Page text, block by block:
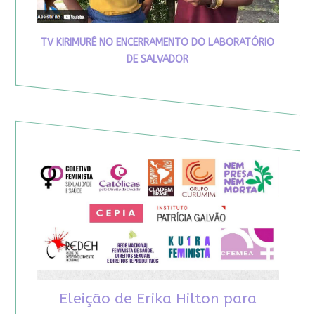
TV KIRIMURÊ NO ENCERRAMENTO DO LABORATÓRIO
DE SALVADOR
Eleição de Erika Hilton para